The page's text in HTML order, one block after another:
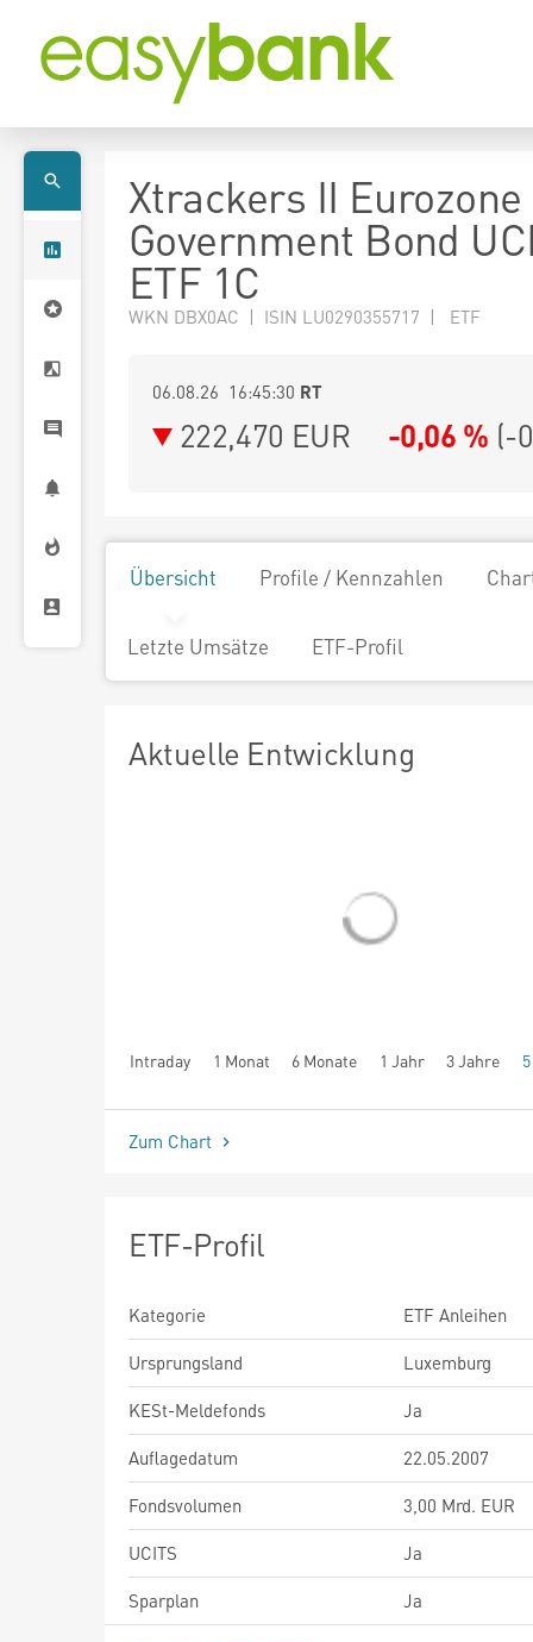
Xtrackers II Eurozone
Government Bond
ETF 1C
WKN DBX0AC | ISIN LU0290355717 | ETF
06.08.26 16:45:30 RT
222,470 EUR -0,06 % (-
Übersicht Profile / Kennzahlen
Letzte Umsätze ETF-Profil
Aktuelle Entwicklung
Intraday 1 Monat 6 Monate 1 Jahr 3 Jahre
seit Beginn
Zum Chart
ETF-Profil
Kategorie
ETF Anleihen
Ursprungsland
Luxemburg
KESt-Meldefonds
Ja
Auflagedatum
22.05.2007
Fondsvolumen
3,00 Mrd. EUR
UCITS
Ja
Sparplan
Ja